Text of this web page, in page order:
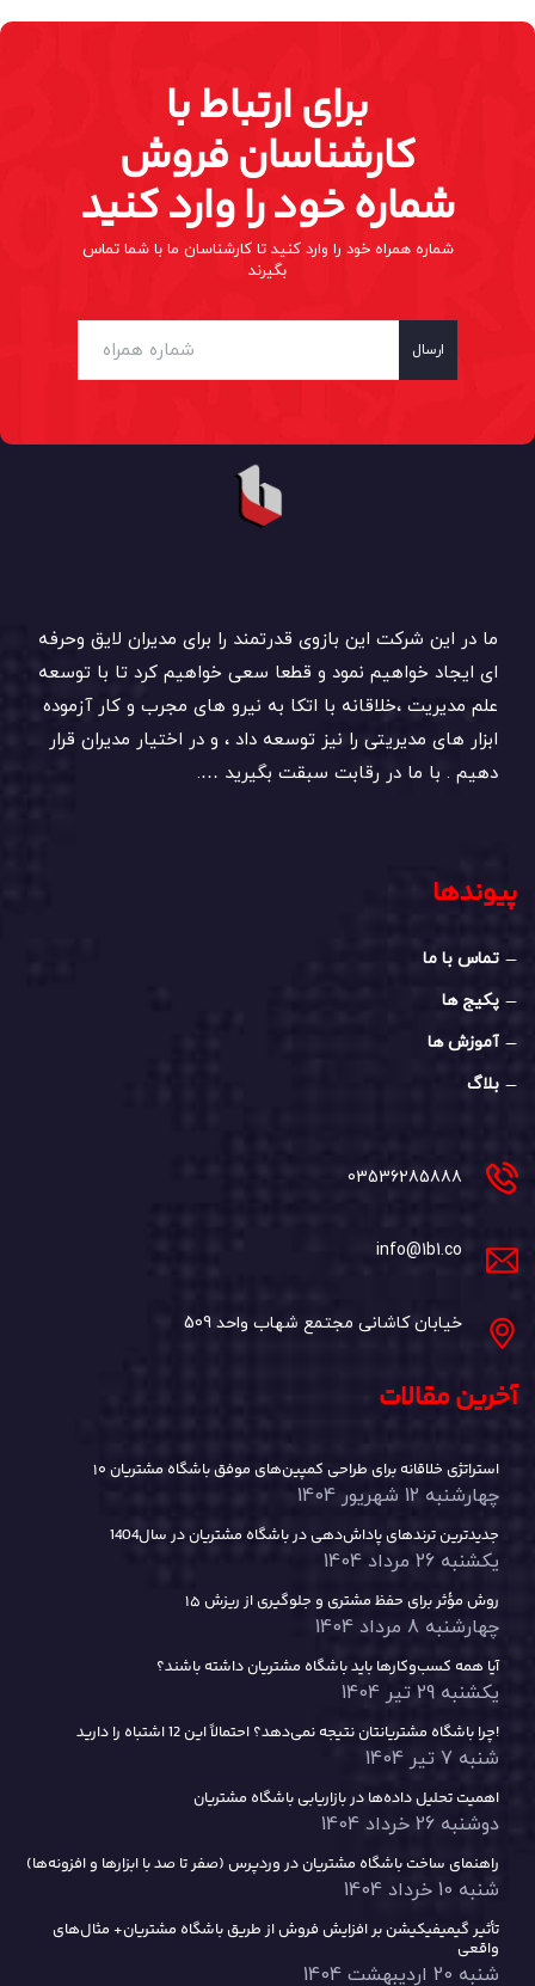
برای ارتباط با
کارشناسان فروش
شماره خود را وارد کنید
شماره همراه خود را وارد کنید تا کارشناسان ما با شما تماس
بگیرند
ارسال
ما در این شرکت این بازوی قدرتمند را برای مدیران لایق وحرفه
ای ایجاد خواهیم نمود و قطعا سعی خواهیم کرد تا با توسعه
علم مدیریت ،خلاقانه با اتکا به نیرو های مجرب و کار آزموده
ابزار های مدیریتی را نیز توسعه داد ، و در اختیار مدیران قرار
دهیم . با ما در رقابت سبقت بگیرید ….
پیوندها
تماس با ما
پکیج ها
آموزش ها
بلاگ
03536285888
info@1b1.co
خیابان کاشانی مجتمع شهاب واحد 509
آخرین مقالات
۱۰ استراتژی خلاقانه برای طراحی کمپین‌های موفق باشگاه مشتریان
چهارشنبه 12 شهریور 1404
جدیدترین ترندهای پاداش‌دهی در باشگاه مشتریان در سال1404
یکشنبه 26 مرداد 1404
۱۵ روش مؤثر برای حفظ مشتری و جلوگیری از ریزش
چهارشنبه 8 مرداد 1404
آیا همه کسب‌وکارها باید باشگاه مشتریان داشته باشند؟
یکشنبه 29 تیر 1404
چرا باشگاه مشتریانتان نتیجه نمی‌دهد؟ احتمالاً این 12 اشتباه را دارید!
شنبه 7 تیر 1404
اهمیت تحلیل داده‌ها در بازاریابی باشگاه مشتریان
دوشنبه 26 خرداد 1404
راهنمای ساخت باشگاه مشتریان در وردپرس (صفر تا صد با ابزارها و افزونه‌ها)
شنبه 10 خرداد 1404
تأثیر گیمیفیکیشن بر افزایش فروش از طریق باشگاه مشتریان+ مثال‌های
واقعی
شنبه 20 اردیبهشت 1404